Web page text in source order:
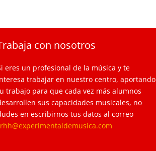
con nosotros
eres un profesional de la música y te
trabajar en nuestro centro, aportando
trabajo para que cada vez más alumnos
sus capacidades musicales, no
en escribirnos tus datos al correo